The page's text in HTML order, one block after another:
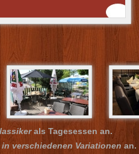
als Tagesessen an.
verschiedenen Variationen an.